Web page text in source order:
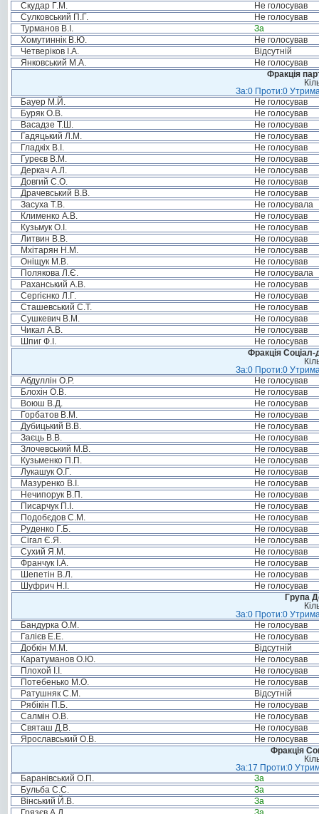
Скудар Г.М.
Не голосував
Сулковський П.Г.
Не голосував
Турманов В.І.
За
Хомутиннік В.Ю.
Не голосував
Четверіков І.А.
Відсутній
Янковський М.А.
Не голосував
Фракція
За:0 Проти:0
Бауер М.Й.
Не голосував
Буряк О.В.
Не голосував
Васадзе Т.Ш.
Не голосував
Гадяцький Л.М.
Не голосував
Гладкіх В.І.
Не голосував
Гуреєв В.М.
Не голосував
Деркач А.Л.
Не голосував
Довгий С.О.
Не голосував
Драчевський В.В.
Не голосував
Засуха Т.В.
Не голосувала
Клименко А.В.
Не голосував
Кузьмук О.І.
Не голосував
Литвин В.В.
Не голосував
Мхітарян Н.М.
Не голосував
Оніщук М.В.
Не голосував
Полякова Л.Є.
Не голосувала
Раханський А.В.
Не голосував
Сергієнко Л.Г.
Не голосував
Сташевський С.Т.
Не голосував
Сушкевич В.М.
Не голосував
Чикал А.В.
Не голосував
Шпиг Ф.І.
Не голосував
Фракція Соціал-
За:0 Проти:0
Абдуллін О.Р.
Не голосував
Блохін О.В.
Не голосував
Воюш В.Д.
Не голосував
Горбатов В.М.
Не голосував
Дубицький В.В.
Не голосував
Заєць В.В.
Не голосував
Злочевський М.В.
Не голосував
Кузьменко П.П.
Не голосував
Лукашук О.Г.
Не голосував
Мазуренко В.І.
Не голосував
Нечипорук В.П.
Не голосував
Писарчук П.І.
Не голосував
Подобєдов С.М.
Не голосував
Руденко Г.Б.
Не голосував
Сігал Є.Я.
Не голосував
Сухий Я.М.
Не голосував
Франчук І.А.
Не голосував
Шепетін В.Л.
Не голосував
Шуфрич Н.І.
Не голосував
Група
За:0 Проти:0
Бандурка О.М.
Не голосував
Галієв Е.Е.
Не голосував
Добкін М.М.
Відсутній
Каратуманов О.Ю.
Не голосував
Плохой І.І.
Не голосував
Потебенько М.О.
Не голосував
Ратушняк С.М.
Відсутній
Рябікін П.Б.
Не голосував
Салмін О.В.
Не голосував
Святаш Д.В.
Не голосував
Ярославський О.В.
Не голосував
Фракція
За:17 Проти:0
Баранівський О.П.
За
Бульба С.С.
За
Вінський Й.В.
За